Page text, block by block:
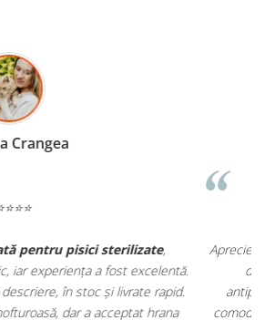
Madalina Stancea
că peehranaanimale.ro
găsesc nu
produse dinfarmacia veterinară
și soluții de îngrijire. Este foarte
tot ce am nevoie pentru animalul meu